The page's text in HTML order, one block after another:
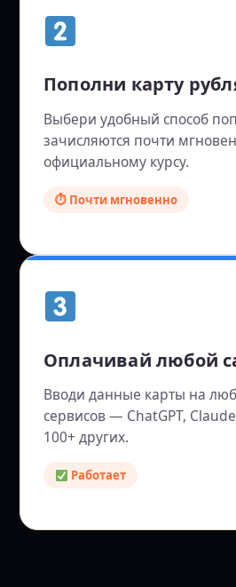
Пополни карту
Выбери удобный способ
зачисляются почти
официальному курсу.
⏱ Почти мгновенно
Оплачивай любой
Вводи данные карты на
сервисов — ChatGPT,
100+ других.
Работает